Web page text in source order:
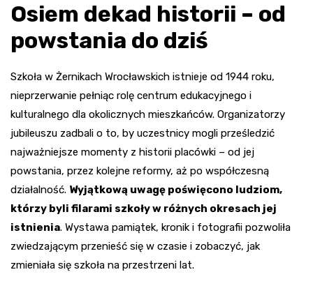
Osiem dekad historii – od
powstania do dziś
Szkoła w Żernikach Wrocławskich istnieje od 1944 roku,
nieprzerwanie pełniąc rolę centrum edukacyjnego i
kulturalnego dla okolicznych mieszkańców. Organizatorzy
jubileuszu zadbali o to, by uczestnicy mogli prześledzić
najważniejsze momenty z historii placówki – od jej
powstania, przez kolejne reformy, aż po współczesną
działalność. Wyjątkową uwagę poświęcono ludziom,
którzy byli filarami szkoły w różnych okresach jej
istnienia. Wystawa pamiątek, kronik i fotografii pozwoliła
zwiedzającym przenieść się w czasie i zobaczyć, jak
zmieniała się szkoła na przestrzeni lat.